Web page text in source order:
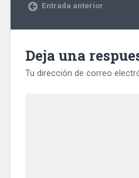
Entrada anterior
Deja una
Tu dirección de correo